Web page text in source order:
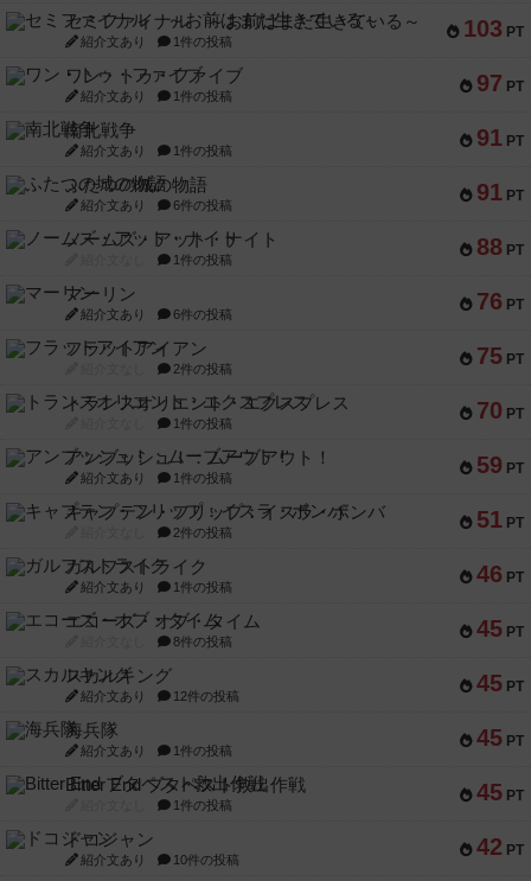
103 PT
セミファイナル ～お前はまだ生きている～
紹介文あり 1件の投稿
97 PT
ワン・トゥ・ファイブ
紹介文あり 1件の投稿
91 PT
南北戦争
紹介文あり 1件の投稿
91 PT
ふたつの城の物語
紹介文あり 6件の投稿
88 PT
ノームズ・アット・ナイト
1件の投稿
76 PT
マーリン
紹介文あり 6件の投稿
75 PT
フラットアイアン
2件の投稿
70 PT
トランスオリエント・エクスプレス
1件の投稿
59 PT
アンブッシュ！：ムーブアウト！
紹介文あり 1件の投稿
51 PT
キャプテン・フリップ：イスラ・ボンバ
2件の投稿
46 PT
ガルフストライク
紹介文あり 1件の投稿
45 PT
エコーズ・オブ・タイム
8件の投稿
45 PT
スカルキング
紹介文あり 12件の投稿
45 PT
海兵隊
紹介文あり 1件の投稿
45 PT
Bitter End ブタペスト救出作戦
1件の投稿
42 PT
ドコジャン
紹介文あり 10件の投稿